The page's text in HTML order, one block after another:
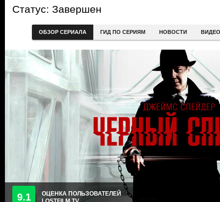
Статус: Завершен
ОБЗОР СЕРИАЛА ГИД ПО СЕРИЯМ НОВОСТИ ВИДЕО
9.1
ОЦЕНКА ПОЛЬЗОВАТЕЛЕЙ